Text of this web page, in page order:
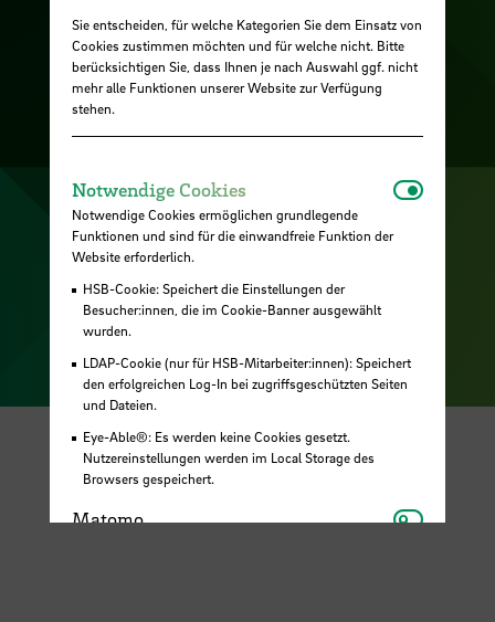
Kontakt
Cookies
Raumfinder
Karriere
Impressum
Datenschutz
Barrierefreiheit
© HSB - Hochschule Bremen 2026
Sie entscheiden, für welche Kategorien Sie dem Einsatz von
Cookies zustimmen möchten und für welche nicht. Bitte
berücksichtigen Sie, dass Ihnen je nach Auswahl ggf. nicht
mehr alle Funktionen unserer Website zur Verfügung
stehen.
Notwendige Cookies
Notwendige Cookies ermöglichen grundlegende
Funktionen und sind für die einwandfreie Funktion der
Website erforderlich.
HSB-Cookie: Speichert die Einstellungen der
Besucher:innen, die im Cookie-Banner ausgewählt
wurden.
LDAP-Cookie (nur für HSB-Mitarbeiter:innen): Speichert
den erfolgreichen Log-In bei zugriffsgeschützten Seiten
und Dateien.
Eye-Able®: Es werden keine Cookies gesetzt.
Nutzereinstellungen werden im Local Storage des
Browsers gespeichert.
Matomo Matomo